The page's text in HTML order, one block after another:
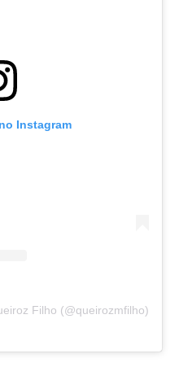
Instagram
Filho (@queirozmfilho)